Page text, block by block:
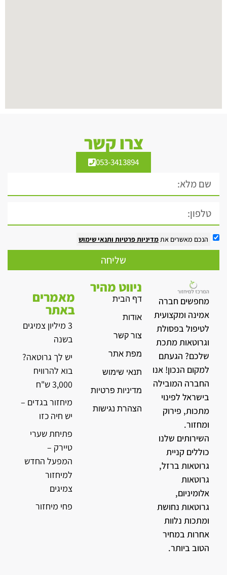
צרו קשר
053-3413894
הנכם מאשרים אתמדיניות פרטיות ותנאי שימוש
שליחה
מחפשים חברה
אמינה ומקצועית
לטיפול בפסולת
וגרוטאות מתכת
שלכם? הגעתם
למקום הנכון! אנו
החברה המובילה
בישראל לפינוי
מתכות, פירוק
ומחזור.
השירותים שלנו
כוללים קניית
גרוטאות ברזל,
גרוטאות
אלומיניום,
גרוטאות נחושת
ומתכות נלוות
אחרות במחיר
הטוב ביותר.
ניווט מהיר
דף הבית
אודות
צור קשר
מפת אתר
תנאי שימוש
מדיניות פרטיות
הצהרת נגישות
מאמרים
באתר
3 מיליון צמיגים
בשנה
יש לך גרוטאה?
בוא להרוויח
3,000 ש"ח
מיחזור בגדים –
יש חיה כזו
פתיחת שערי
טיירק –
המפעל החדש
למיחזור
צמיגים
פחי מיחזור